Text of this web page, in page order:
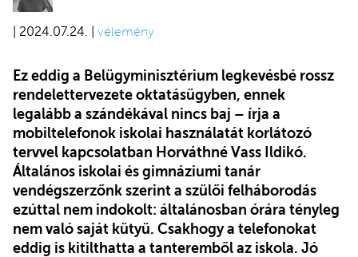
| 2024.07.24. | vélemény
Ez eddig a Belügyminisztérium legkevésbé rossz
rendelettervezete oktatásügyben, ennek
legalább a szándékával nincs baj – írja a
mobiltelefonok iskolai használatát korlátozó
tervvel kapcsolatban Horváthné Vass Ildikó.
Általános iskolai és gimnáziumi tanár
vendégszerzőnk szerint a szülői felháborodás
ezúttal nem indokolt: általánosban órára tényleg
nem való saját kütyü. Csakhogy a telefonokat
eddig is kitilthatta a tanteremből az iskola. Jó